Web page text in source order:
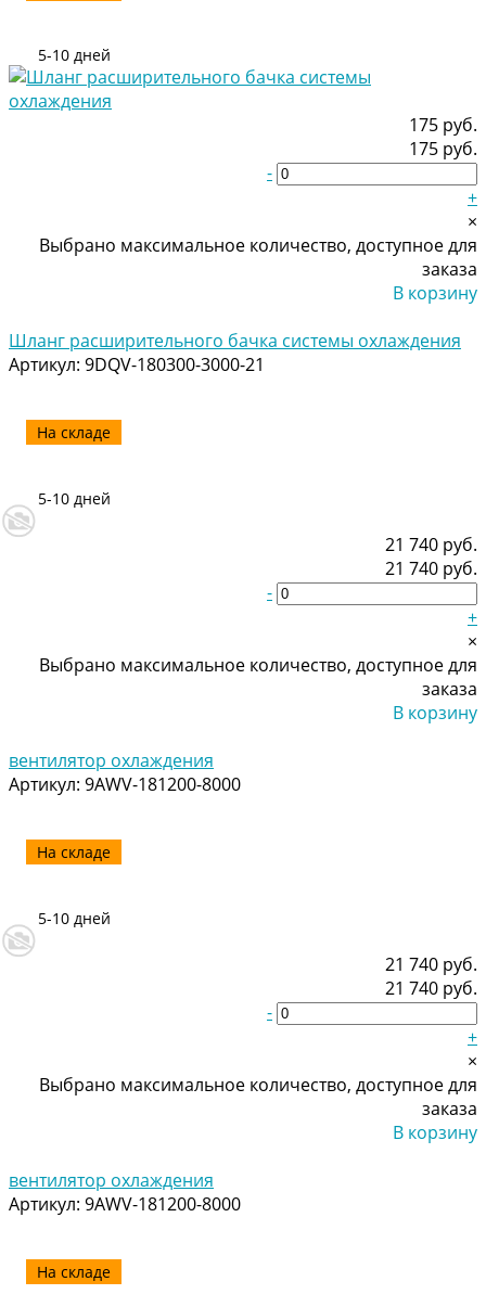
21 740 руб.
21 740 руб.
-
+
×
Выбрано максимальное количество, доступное для
заказа
В корзину
вентилятор охлаждения
Артикул: 9AWV-181200-8000
На складе
5-10 дней
175 руб.
175 руб.
-
+
×
Выбрано максимальное количество, доступное для
заказа
В корзину
Шланг расширительного бачка системы охлаждения
Артикул: 9DQV-180300-3000-21
На складе
5-10 дней
5-10 дней
21 740 руб.
21 740 руб.
-
+
×
Выбрано максимальное количество, доступное для
заказа
В корзину
вентилятор охлаждения
Артикул: 9AWV-181200-8000
На складе